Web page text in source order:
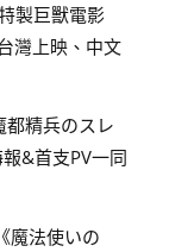
製巨獸電影
灣上映、中文
精兵のスレ
&首支PV一同
魔法使いの